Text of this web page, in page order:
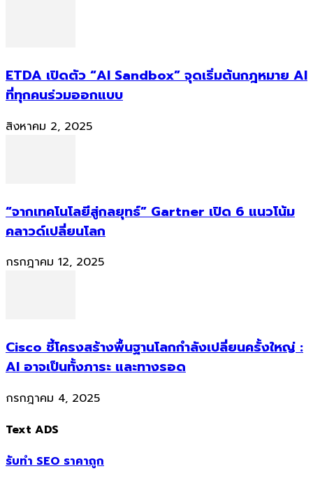
ETDA เปิดตัว “AI Sandbox” จุดเริ่มต้นกฎหมาย AI
ที่ทุกคนร่วมออกแบบ
สิงหาคม 2, 2025
“จากเทคโนโลยีสู่กลยุทธ์” Gartner เปิด 6 แนวโน้ม
คลาวด์เปลี่ยนโลก
กรกฎาคม 12, 2025
Cisco ชี้โครงสร้างพื้นฐานโลกกำลังเปลี่ยนครั้งใหญ่ :
AI อาจเป็นทั้งภาระ และทางรอด
กรกฎาคม 4, 2025
Text ADS
รับทำ SEO ราคาถูก